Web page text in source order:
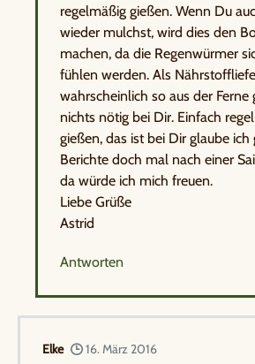
regelmäßig gießen. Wenn Du
wieder mulchst, wird dies den
machen, da die Regenwürmer
fühlen werden. Als
wahrscheinlich so aus der Ferne
nichts nötig bei Dir. Einfach
gießen, das ist bei Dir glaube ich
Berichte doch mal nach einer
da würde ich mich freuen.
Liebe Grüße
Astrid
Antworten
Elke 16. März 2016